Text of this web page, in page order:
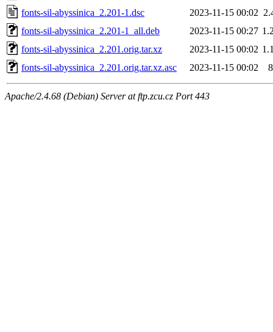
fonts-sil-abyssinica_2.201-1.dsc
2023-11-15 00:02
fonts-sil-abyssinica_2.201-1_all.deb
2023-11-15 00:27
fonts-sil-abyssinica_2.201.orig.tar.xz
2023-11-15 00:02
fonts-sil-abyssinica_2.201.orig.tar.xz.asc
2023-11-15 00:02
Apache/2.4.68 (Debian) Server at ftp.zcu.cz Port 443